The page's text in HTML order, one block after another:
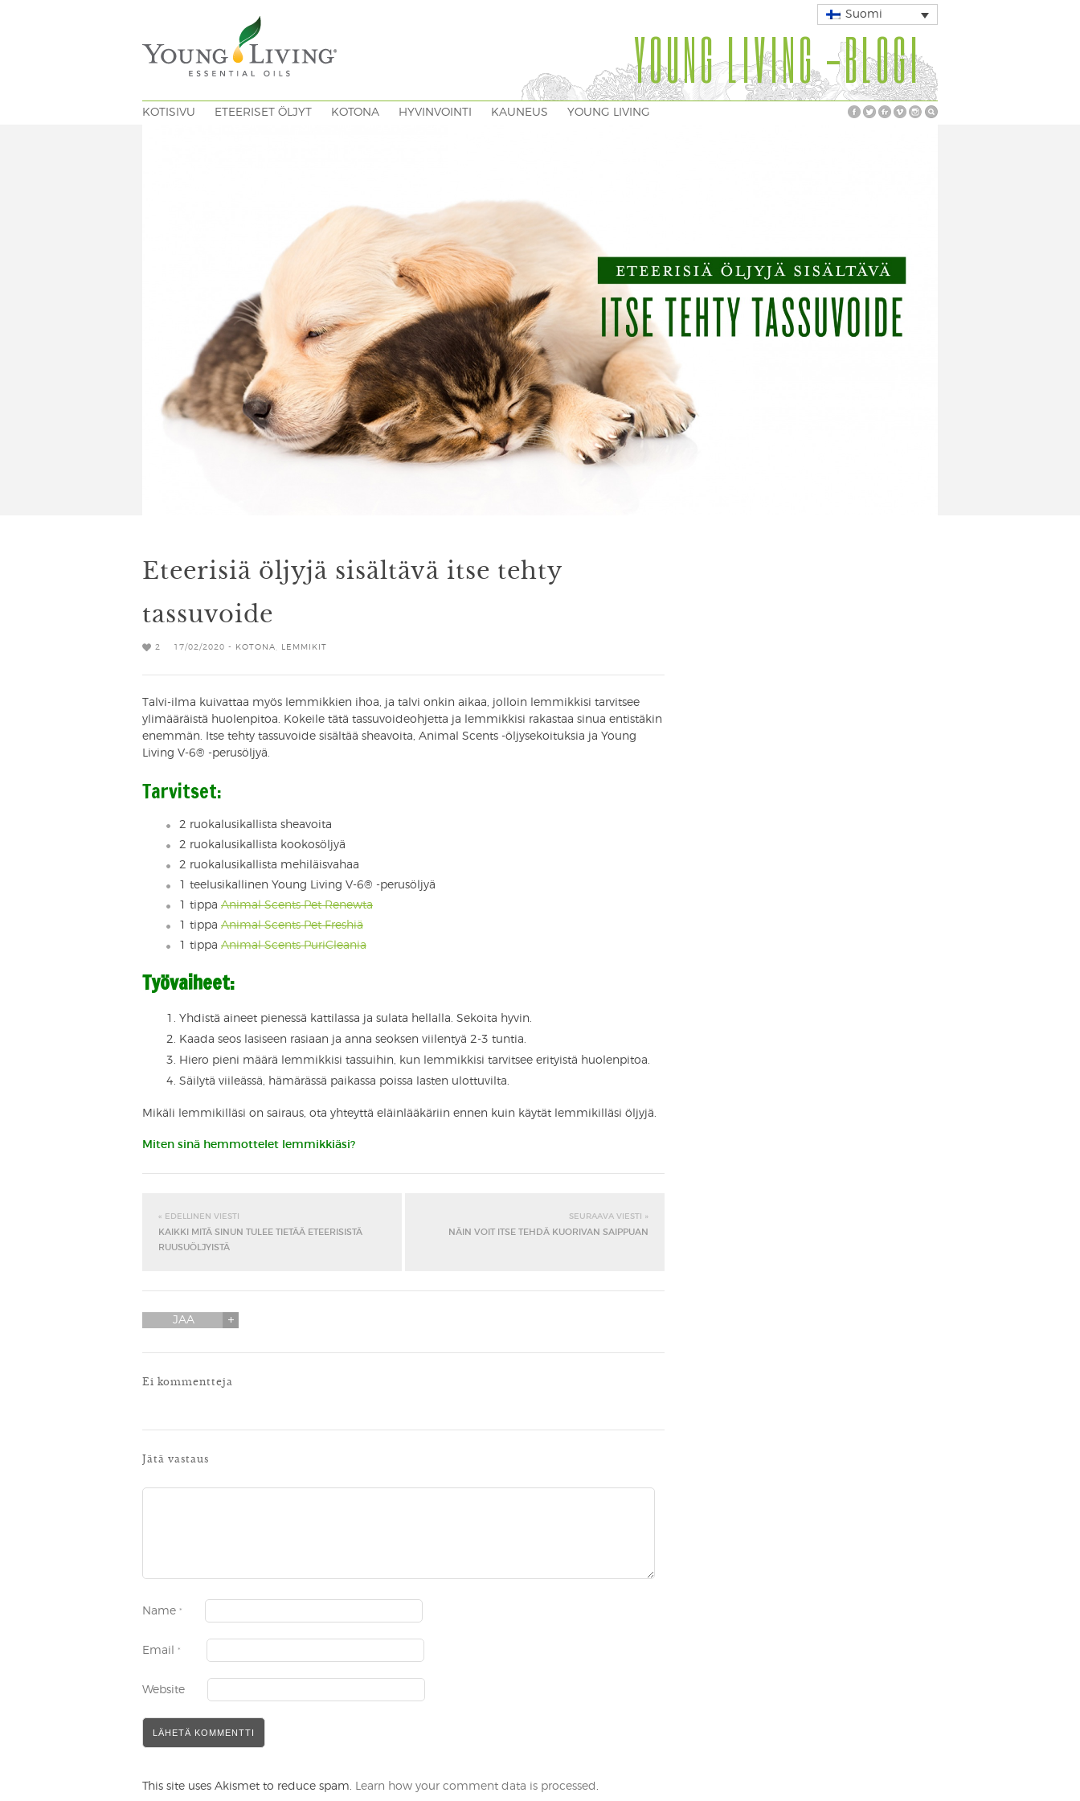
Suomi
YOUNG LIVING -BLOGI
KOTISIVU ETEERISET ÖLJYT KOTONA HYVINVOINTI KAUNEUS YOUNG LIVING
Eteerisiä öljyjä sisältävä itse tehty
tassuvoide
2 17/02/2020 - KOTONA LEMMIKIT
Talvi-ilma kuivattaa myös lemmikkien ihoa, ja talvi onkin aikaa, jolloin lemmikkisi tarvitsee
ylimääräistä huolenpitoa. Kokeile tätä tassuvoideohjetta ja lemmikkisi rakastaa sinua entistäkin
enemmän. Itse tehty tassuvoide sisältää sheavoita, Animal Scents -öljysekoituksia ja Young
Living V-6® -perusöljyä.
Tarvitset:
2 ruokalusikallista sheavoita
2 ruokalusikallista kookosöljyä
2 ruokalusikallista mehiläisvahaa
1 teelusikallinen Young Living V-6® -perusöljyä
1 tippa Animal Scents Pet Renewta
1 tippa Animal Scents Pet Freshiä
1 tippa Animal Scents PuriCleania
Työvaiheet:
Yhdistä aineet pienessä kattilassa ja sulata hellalla. Sekoita hyvin.
Kaada seos lasiseen rasiaan ja anna seoksen viilentyä 2-3 tuntia.
Hiero pieni määrä lemmikkisi tassuihin, kun lemmikkisi tarvitsee erityistä huolenpitoa.
Säilytä viileässä, hämärässä paikassa poissa lasten ulottuvilta.
Mikäli lemmikilläsi on sairaus, ota yhteyttä eläinlääkäriin ennen kuin käytät lemmikilläsi öljyjä.
Miten sinä hemmottelet lemmikkiäsi?
« EDELLINEN VIESTI
KAIKKI MITÄ SINUN TULEE TIETÄÄ ETEERISISTÄ
RUUSUÖLJYISTÄ
SEURAAVA VIESTI »
NÄIN VOIT ITSE TEHDÄ KUORIVAN SAIPPUAN
JAA
Ei kommentteja
Jätä vastaus
Name *
Email *
Website
This site uses Akismet to reduce spam. Learn how your comment data is processed